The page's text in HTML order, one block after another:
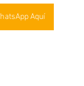
Aquí